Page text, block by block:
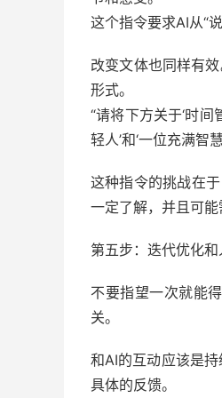
这个指令要求AI从“
改变文体也同样有
形式。
“请将下方关于‘时
轻人’和‘一位充满智
这种指令的挑战在
一定了解，并且可能
第五步：迭代优化
不要指望一次就能
关。
和AI的互动应该是
具体的反馈。